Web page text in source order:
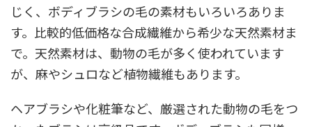
じく、ボディブラシの毛の素材もいろいろありま
す。比較的低価格な合成繊維から希少な天然素材ま
で。天然素材は、動物の毛が多く使われています
が、麻やシュロなど植物繊維もあります。
ヘアブラシや化粧筆など、厳選された動物の毛をつ